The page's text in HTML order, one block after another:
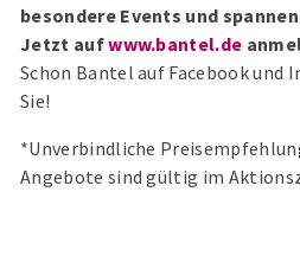
besondere Events und
Jetzt aufwww.bantel.de
Schon Bantel auf Facebook
Sie!
*Unverbindliche
Angebote sind gültig im